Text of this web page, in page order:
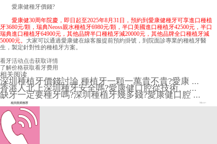
愛康健種牙價錢?
愛康健30周年院慶，即日起至2025年8月31日，預約到 愛康健種牙可享進口種植
牙3680元/顆，瑞典Neoss親水種植牙6980元/顆，半口美國進口種植牙42500元，半口
瑞典進口種植牙64900元，其他品牌半口種植牙減20000元，其他品牌全口種植牙減
50000元。 大家可以通過愛康健在線客服提前預約掛號，到院面診專業的種植牙醫
生，製定針對性的種植牙方案。
看牙活动点击获取详情
了解价格获取看牙费用
相关阅读
深圳種植牙價錢討論 種植牙一顆一萬貴不貴?愛康 ...
香港人北上深圳種牙安全嗎?愛康健口腔從技術、 ...
缺牙一定要種牙嗎?深圳種植牙幾多錢?愛康健口腔 ...
相关医师推荐 More+